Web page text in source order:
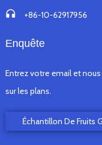
+86-10-62917956
Enquête
Entrez votre email et
sur les plans.
Échantillon De Fruits